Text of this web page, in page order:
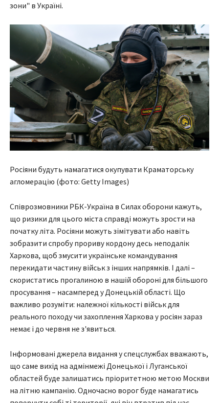
зони" в Україні.
Росіяни будуть намагатися окупувати Краматорську
агломерацію (фото: Getty Images)
Співрозмовники РБК-Україна в Силах оборони кажуть,
що ризики для цього міста справді можуть зрости на
початку літа. Росіяни можуть зімітувати або навіть
зобразити спробу прориву кордону десь неподалік
Харкова, щоб змусити українське командування
перекидати частину військ з інших напрямків. І далі –
скористатись прогалиною в нашій обороні для більшого
просування – насамперед у Донецькій області. Що
важливо розуміти: належної кількості військ для
реального походу чи захоплення Харкова у росіян зараз
немає і до червня не з'явиться.
Інформовані джерела видання у спецслужбах вважають,
що саме вихід на адмінмежі Донецької і Луганської
областей буде залишатись пріоритетною метою Москви
на літню кампанію. Одночасно ворог буде намагатись